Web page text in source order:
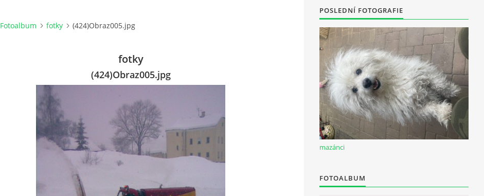
Fotoalbum fotky (424)Obraz005.jpg
fotky
(424)Obraz005.jpg
POSLEDNÍ FOTOGRAFIE
mazánci
FOTOALBUM